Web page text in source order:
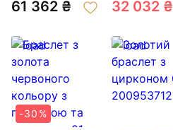
61 362 ₴ 32 032 ₴
-30%